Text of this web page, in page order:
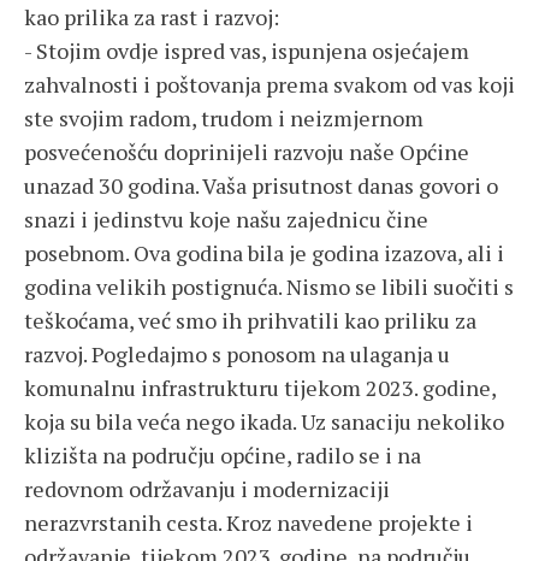
kao prilika za rast i razvoj:
- Stojim ovdje ispred vas, ispunjena osjećajem
zahvalnosti i poštovanja prema svakom od vas koji
ste svojim radom, trudom i neizmjernom
posvećenošću doprinijeli razvoju naše Općine
unazad 30 godina. Vaša prisutnost danas govori o
snazi i jedinstvu koje našu zajednicu čine
posebnom. Ova godina bila je godina izazova, ali i
godina velikih postignuća. Nismo se libili suočiti s
teškoćama, već smo ih prihvatili kao priliku za
razvoj. Pogledajmo s ponosom na ulaganja u
komunalnu infrastrukturu tijekom 2023. godine,
koja su bila veća nego ikada. Uz sanaciju nekoliko
klizišta na području općine, radilo se i na
redovnom održavanju i modernizaciji
nerazvrstanih cesta. Kroz navedene projekte i